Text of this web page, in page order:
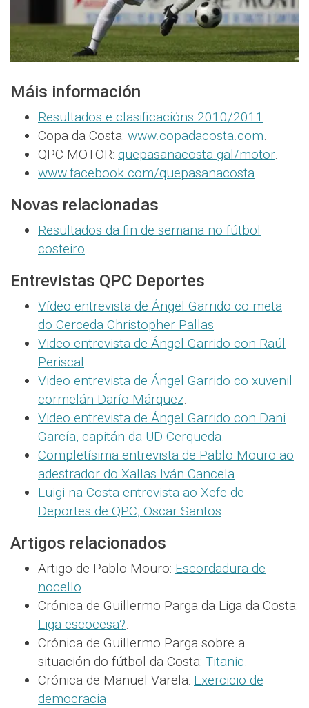
Máis información
Resultados e clasificacións 2010/2011 .
Copa da Costa: www.copadacosta.com.
QPC MOTOR: quepasanacosta.gal/motor.
www.facebook.com/quepasanacosta.
Novas relacionadas
Resultados da fin de semana no fútbol
costeiro.
Entrevistas QPC Deportes
Vídeo entrevista de Ángel Garrido co meta
do Cerceda Christopher Pallas
Video entrevista de Ángel Garrido con Raúl
Periscal.
Video entrevista de Ángel Garrido co xuvenil
cormelán Darío Márquez.
Video entrevista de Ángel Garrido con Dani
García, capitán da UD Cerqueda.
Completísima entrevista de Pablo Mouro ao
adestrador do Xallas Iván Cancela.
Luigi na Costa entrevista ao Xefe de
Deportes de QPC, Oscar Santos.
Artigos relacionados
Artigo de Pablo Mouro: Escordadura de
nocello.
Crónica de Guillermo Parga da Liga da Costa:
Liga escocesa?.
Crónica de Guillermo Parga sobre a
situación do fútbol da Costa: Titanic.
Crónica de Manuel Varela: Exercicio de
democracia.